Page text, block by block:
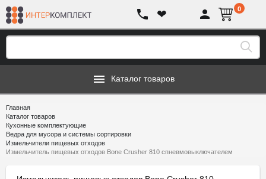
❤ 0
Каталог товаров
Главная
Каталог товаров
Кухонные комплектующие
Ведра для мусора и системы сортировки
Измельчители пищевых отходов
Измельчитель пищевых отходов Bone Crusher 810 спневмовыключателем